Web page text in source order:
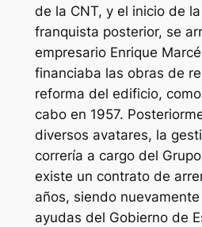
de la CNT, y el inicio de
franquista posterior, se
empresario Enrique
financiaba las obras de
reforma del edificio,
cabo en 1957.
diversos avatares, la
correría a cargo del
existe un contrato de
años, siendo
ayudas del Gobierno de